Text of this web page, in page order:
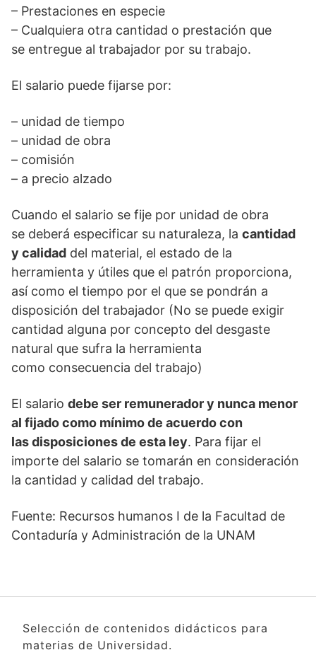
– Prestaciones en especie
– Cualquiera otra cantidad o prestación que
se entregue al trabajador por su trabajo.
El salario puede fijarse por:
– unidad de tiempo
– unidad de obra
– comisión
– a precio alzado
Cuando el salario se fije por unidad de obra
se deberá especificar su naturaleza, la cantidad
y calidad del material, el estado de la
herramienta y útiles que el patrón proporciona,
así como el tiempo por el que se pondrán a
disposición del trabajador (No se puede exigir
cantidad alguna por concepto del desgaste
natural que sufra la herramienta
como consecuencia del trabajo)
El salario debe ser remunerador y nunca menor
al fijado como mínimo de acuerdo con
las disposiciones de esta ley. Para fijar el
importe del salario se tomarán en consideración
la cantidad y calidad del trabajo.
Fuente: Recursos humanos I de la Facultad de
Contaduría y Administración de la UNAM
Selección de contenidos didácticos para
materias de Universidad.